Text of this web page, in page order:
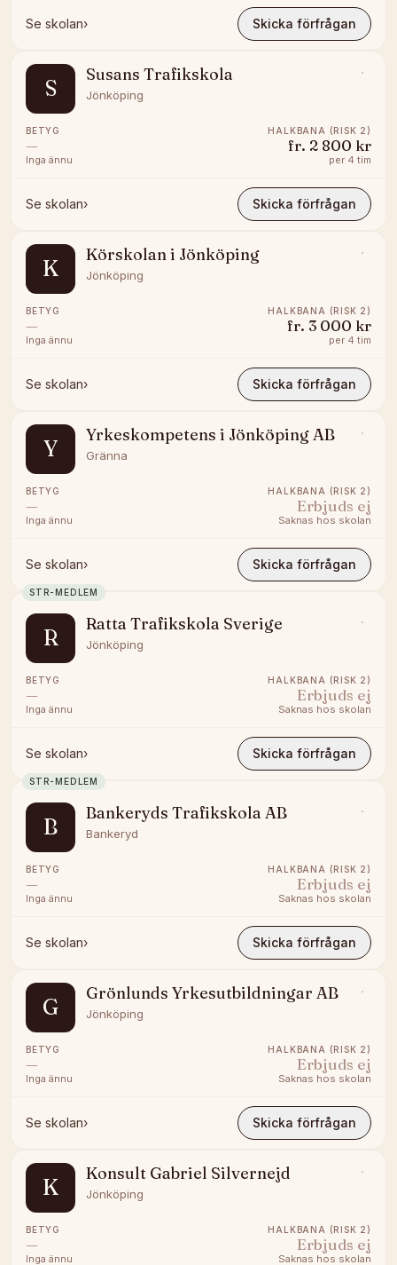
Se skolan› Skicka förfrågan
S
Susans Trafikskola
Jönköping
BETYG
—
Inga ännu
HALKBANA (RISK 2)
fr. 2 800 kr
per 4 tim
Se skolan› Skicka förfrågan
K
Körskolan i Jönköping
Jönköping
BETYG
—
Inga ännu
HALKBANA (RISK 2)
fr. 3 000 kr
per 4 tim
Se skolan› Skicka förfrågan
Y
Yrkeskompetens i Jönköping AB
Gränna
BETYG
—
Inga ännu
HALKBANA (RISK 2)
Erbjuds ej
Saknas hos skolan
Se skolan› Skicka förfrågan
STR-MEDLEM
R
Ratta Trafikskola Sverige
Jönköping
BETYG
—
Inga ännu
HALKBANA (RISK 2)
Erbjuds ej
Saknas hos skolan
Se skolan› Skicka förfrågan
STR-MEDLEM
B
Bankeryds Trafikskola AB
Bankeryd
BETYG
—
Inga ännu
HALKBANA (RISK 2)
Erbjuds ej
Saknas hos skolan
Se skolan› Skicka förfrågan
G
Grönlunds Yrkesutbildningar AB
Jönköping
BETYG
—
Inga ännu
HALKBANA (RISK 2)
Erbjuds ej
Saknas hos skolan
Se skolan› Skicka förfrågan
K
Konsult Gabriel Silvernejd
Jönköping
BETYG
—
Inga ännu
HALKBANA (RISK 2)
Erbjuds ej
Saknas hos skolan